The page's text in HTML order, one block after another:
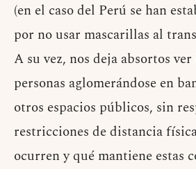
(en el caso del Perú se han
por no usar mascarillas al
A su vez, nos deja absortos
personas aglomerándose en
otros espacios públicos, sin
restricciones de distancia
ocurren y qué mantiene estas